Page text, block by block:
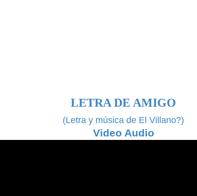
LETRA DE AMIGO
(Letra y música de El Villano?)
Video Audio